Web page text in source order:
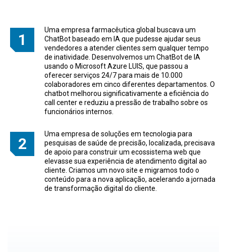
Uma empresa farmacêutica global buscava um
ChatBot baseado em IA que pudesse ajudar seus
vendedores a atender clientes sem qualquer tempo
de inatividade. Desenvolvemos um ChatBot de IA
usando o Microsoft Azure LUIS, que passou a
oferecer serviços 24/7 para mais de 10.000
colaboradores em cinco diferentes departamentos. O
chatbot melhorou significativamente a eficiência do
call center e reduziu a pressão de trabalho sobre os
funcionários internos.
Uma empresa de soluções em tecnologia para
pesquisas de saúde de precisão, localizada, precisava
de apoio para construir um ecossistema web que
elevasse sua experiência de atendimento digital ao
cliente. Criamos um novo site e migramos todo o
conteúdo para a nova aplicação, acelerando a jornada
de transformação digital do cliente.